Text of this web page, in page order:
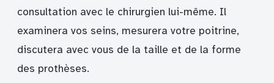
consultation avec le chirurgien lui-même. Il
examinera vos seins, mesurera votre poitrine,
discutera avec vous de la taille et de la forme
des prothèses.